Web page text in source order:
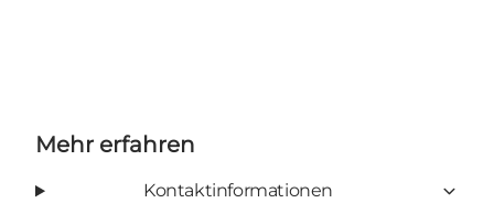
Mehr erfahren
Kontaktinformationen